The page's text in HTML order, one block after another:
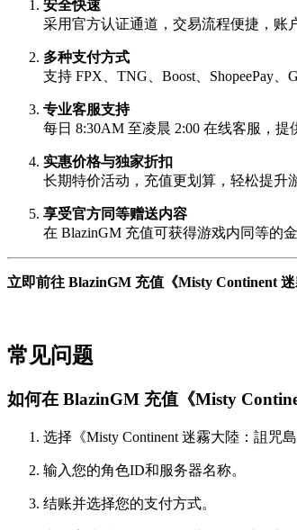
安全快速
采用官方认证通道，交易流程便捷，账
多种支付方式
支持 FPX、TNG、Boost、ShopeePay、
专业客服支持
每日 8:30AM 至凌晨 2:00 在线客服，提
实惠价格与独家折扣
长期特价活动，充值更划算，轻松提升
享受官方同等赠送内容
在 BlazinGM 充值可获得游戏内同等的
立即前往 BlazinGM 充值《Misty Continent
常见问题
如何在 BlazinGM 充值《Misty
选择《Misty Continent 迷霧大陸：詛咒
输入您的角色ID和服务器名称。
结账并选择您的支付方式。